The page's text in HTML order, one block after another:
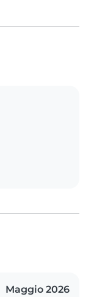
Maggio 2026